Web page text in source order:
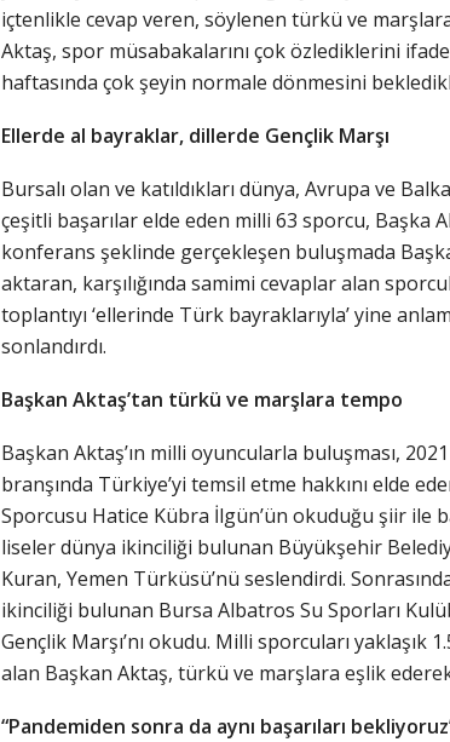
içtenlikle cevap veren, söylenen türkü ve
Aktaş, spor müsabakalarını çok özlediklerini
haftasında çok şeyin normale dönmesini
Ellerde al bayraklar, dillerde Gençlik Marşı
Bursalı olan ve katıldıkları dünya, Avrupa ve
çeşitli başarılar elde eden milli 63 sporcu, Başka
konferans şeklinde gerçekleşen buluşmada
aktaran, karşılığında samimi cevaplar alan
toplantıyı ‘ellerinde Türk bayraklarıyla’ yine
sonlandırdı.
Başkan Aktaş’tan türkü ve marşlara tempo
Başkan Aktaş’ın milli oyuncularla buluşması,
branşında Türkiye’yi temsil etme hakkını elde
Sporcusu Hatice Kübra İlgün’ün okuduğu şiir ile
liseler dünya ikinciliği bulunan Büyükşehir
Kuran, Yemen Türküsü’nü seslendirdi.
ikinciliği bulunan Bursa Albatros Su Sporları
Gençlik Marşı’nı okudu. Milli sporcuları
alan Başkan Aktaş, türkü ve marşlara eşlik
“Pandemiden sonra da aynı başarıları